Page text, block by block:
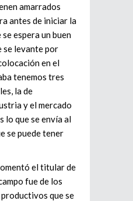
amarrados
antes de iniciar la
se espera un buen
se levante por
en el
tenemos tres
la de
y el mercado
lo que se envía al
se puede tener
el titular de
fue de los
que se